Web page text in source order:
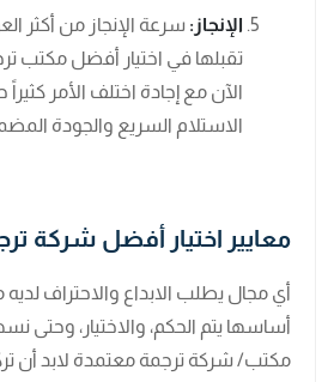
الإنجاز: سرعة الإنجاز من أكثر
تقبلها في اختيار أفضل مكتب
الآن مع إجادة اختلف الأمر
الاستلام السريع والجودة
معايير اختيار أفضل شركة
أي مجال يطلب الابداع والاحتراف لديه
أساسها يتم الحكم، والاختيار، وحتى
مكتب/ شركة ترجمة معتمدة لابد أن